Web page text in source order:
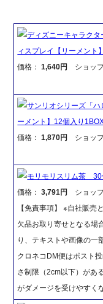
ディズニーキャラク
ィスプレイ【リーメント
価格：1,640円 ショッ
サンリオシリーズ「ハ
ーメント】12個入り
価格：1,870円 ショッ
モリモリスリム茶 30
価格：3,791円
ショッ
【免責事項】 ※自社販売
欠品お取り寄せとなる場
り、テキストや画像の一
クロネコDM便はポスト
さ制限（2cm以下）があ
がダメージを受けやすく